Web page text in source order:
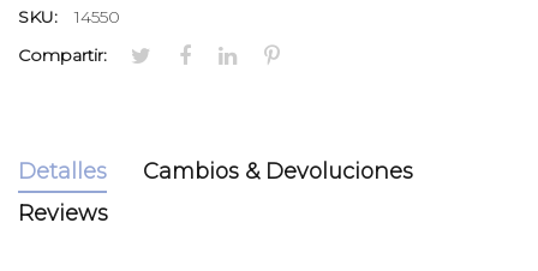
SKU:
14550
Compartir:
Detalles
Cambios & Devoluciones
Reviews